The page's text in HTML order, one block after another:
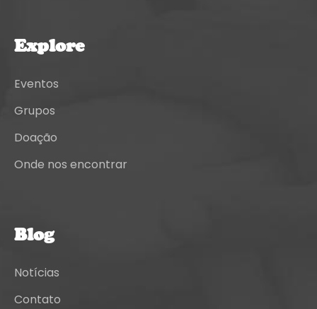
Explore
Eventos
Grupos
Doação
Onde nos encontrar
Blog
Notícias
Contato